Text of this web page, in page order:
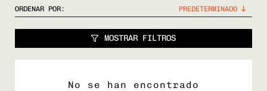
ORDENAR POR:
MOSTRAR FILTROS
No se han encontrado